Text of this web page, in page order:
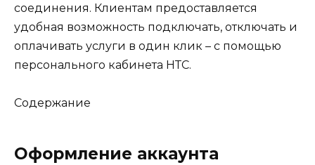
соединения. Клиентам предоставляется
удобная возможность подключать, отключать и
оплачивать услуги в один клик – с помощью
персонального кабинета НТС.
Содержание
Оформление аккаунта